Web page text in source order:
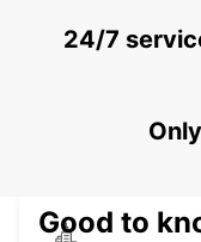
GUERNSEY
GUERNSEY -
24/7
Good to